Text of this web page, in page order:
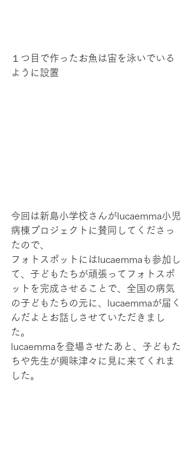
１つ目で作ったお魚は宙を泳いでいる
ように設置
今回は新島小学校さんがlucaemma小児
病棟プロジェクトに賛同してくださっ
たので、
フォトスポットにはlucaemmaも参加し
て、子どもたちが頑張ってフォトスポ
ットを完成させることで、全国の病気
の子どもたちの元に、lucaemmaが届く
んだよとお話しさせていただきまし
た。
lucaemmaを登場させたあと、子どもた
ちや先生が興味津々に見に来てくれま
した。